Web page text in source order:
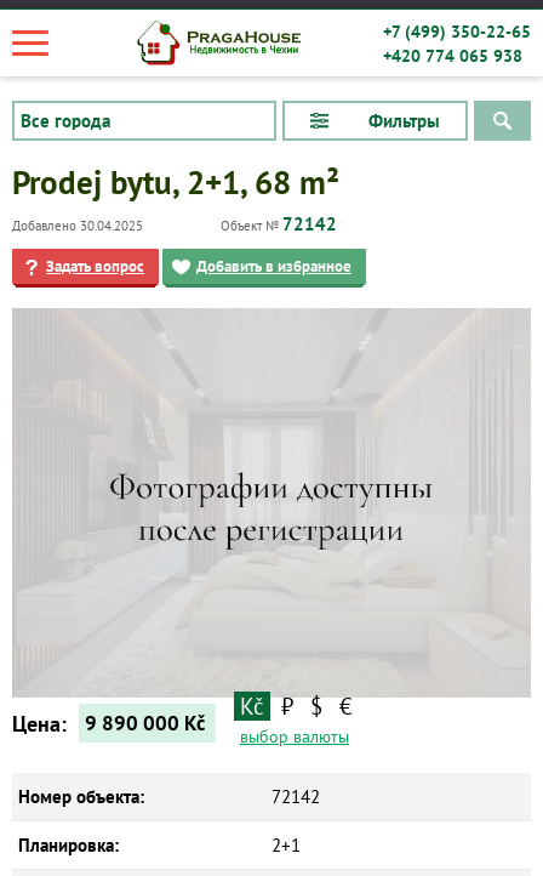
+7 (499) 350-22-65
+420 774 065 938
Фильтры
Prodej bytu, 2+1, 68 m²
Добавлено 30.04.2025 Объект № 72142
Задать вопрос Добавить в избранное
Цена: 9 890 000 Kč
Kč ₽ $ €
выбор валюты
Номер объекта: 72142
Планировка: 2+1